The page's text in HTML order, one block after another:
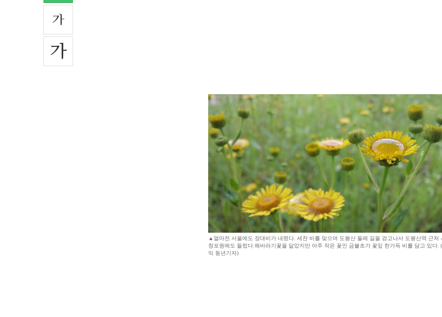
▲얼마전 서울에도 장대비가 내렸다. 세찬 비를 맞으며 도봉산 둘레 길을 걷고나서 도봉산역 근처
창포원에도 들렀다.해바라기꽃을 닮았지만 아주 작은 꽃인 금불초가 꽃잎 한가득 비를 담고 있다.
익 동년기자)